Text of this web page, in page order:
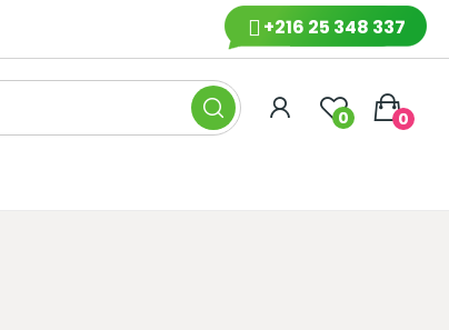
+216 25 348 337
0 0